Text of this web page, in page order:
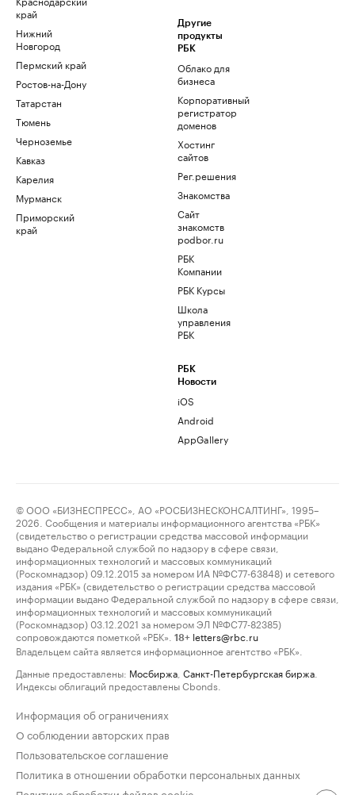
край
Нижний
Новгород
Пермский край
Ростов-на-Дону
Татарстан
Тюмень
Черноземье
Кавказ
Карелия
Мурманск
Приморский
край
Другие
продукты
РБК
Облако для
бизнеса
Корпоративный
регистратор
доменов
Хостинг
сайтов
Рег.решения
Знакомства
Сайт
знакомств
podbor.ru
РБК
Компании
РБК Курсы
Школа
управления
РБК
РБК
Новости
iOS
Android
AppGallery
© ООО «БИЗНЕСПРЕСС», АО «РОСБИЗНЕСКОНСАЛТИНГ», 1995–
2026. Сообщения и материалы информационного агентства «РБК»
(свидетельство о регистрации средства массовой информации
выдано Федеральной службой по надзору в сфере связи,
информационных технологий и массовых коммуникаций
(Роскомнадзор) 09.12.2015 за номером ИА №ФС77-63848) и сетевого
издания «РБК» (свидетельство о регистрации средства массовой
информации выдано Федеральной службой по надзору в сфере связи,
информационных технологий и массовых коммуникаций
(Роскомнадзор) 03.12.2021 за номером ЭЛ №ФС77-82385)
сопровождаются пометкой «РБК».
18+ letters@rbc.ru
Владельцем сайта является информационное агентство «РБК».
Данные предоставлены: Мосбиржа Санкт-Петербургская биржа
Индексы облигаций предоставлены Cbonds.
Информация об ограничениях
О соблюдении авторских прав
Пользовательское соглашение
Политика в отношении обработки персональных данных